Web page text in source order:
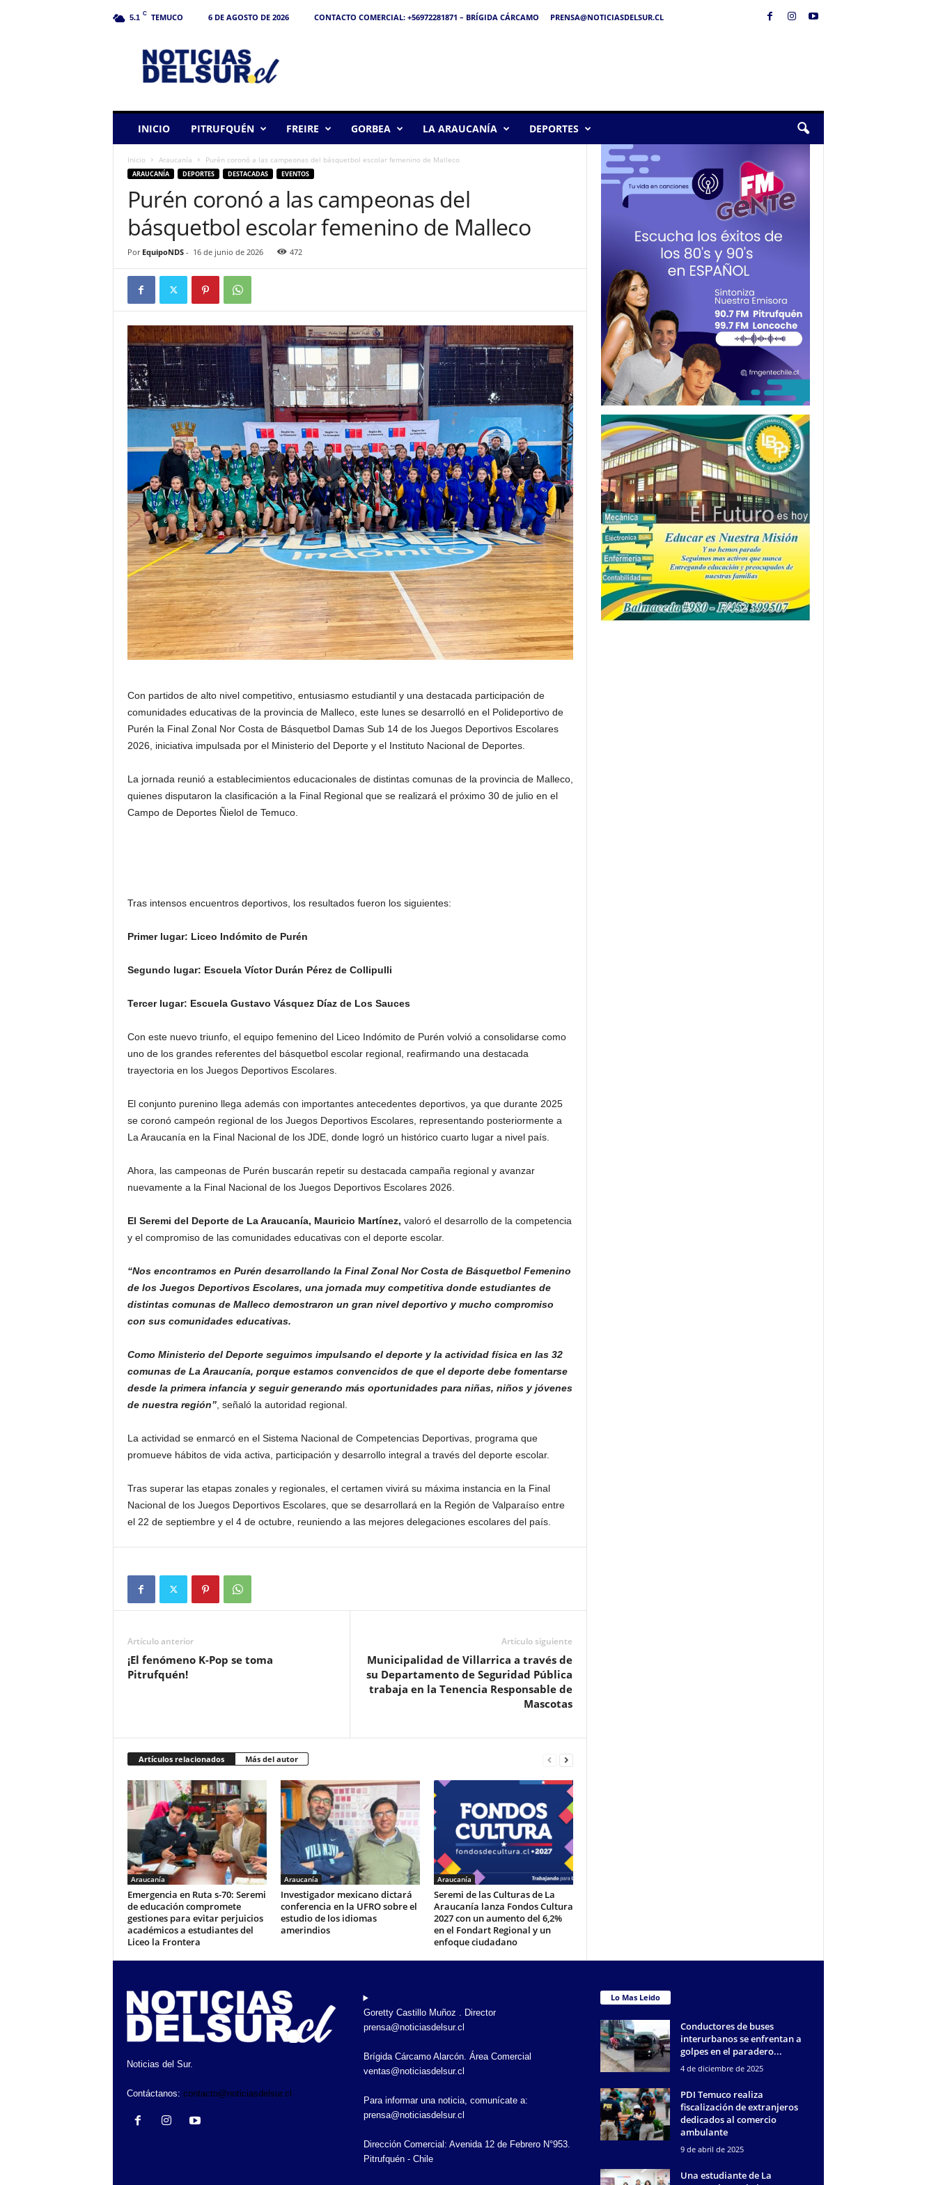
5.1 C TEMUCO 6 DE AGOSTO DE 2026 CONTACTO COMERCIAL: +56972281871 – BRÍGIDA CÁRCAMO
PRENSA@NOTICIASDELSUR.CL
INICIO PITRUFQUÉN FREIRE GORBEA LA ARAUCANÍA DEPORTES
Inicio Araucanía Purén coronó a las campeonas del básquetbol escolar femenino de Malleco
ARAUCANÍA DEPORTES DESTACADAS EVENTOS
Purén coronó a las campeonas del
básquetbol escolar femenino de Malleco
Por EquipoNDS- 16 de junio de 2026 472
Con partidos de alto nivel competitivo, entusiasmo estudiantil y una destacada participación de
comunidades educativas de la provincia de Malleco, este lunes se desarrolló en el Polideportivo de
Purén la Final Zonal Nor Costa de Básquetbol Damas Sub 14 de los Juegos Deportivos Escolares
2026, iniciativa impulsada por el Ministerio del Deporte y el Instituto Nacional de Deportes.
La jornada reunió a establecimientos educacionales de distintas comunas de la provincia de Malleco,
quienes disputaron la clasificación a la Final Regional que se realizará el próximo 30 de julio en el
Campo de Deportes Ñielol de Temuco.
Tras intensos encuentros deportivos, los resultados fueron los siguientes:
Primer lugar: Liceo Indómito de Purén
Segundo lugar: Escuela Víctor Durán Pérez de Collipulli
Tercer lugar: Escuela Gustavo Vásquez Díaz de Los Sauces
Con este nuevo triunfo, el equipo femenino del Liceo Indómito de Purén volvió a consolidarse como
uno de los grandes referentes del básquetbol escolar regional, reafirmando una destacada
trayectoria en los Juegos Deportivos Escolares.
El conjunto purenino llega además con importantes antecedentes deportivos, ya que durante 2025
se coronó campeón regional de los Juegos Deportivos Escolares, representando posteriormente a
La Araucanía en la Final Nacional de los JDE, donde logró un histórico cuarto lugar a nivel país.
Ahora, las campeonas de Purén buscarán repetir su destacada campaña regional y avanzar
nuevamente a la Final Nacional de los Juegos Deportivos Escolares 2026.
El Seremi del Deporte de La Araucanía, Mauricio Martínez, valoró el desarrollo de la competencia
y el compromiso de las comunidades educativas con el deporte escolar.
“Nos encontramos en Purén desarrollando la Final Zonal Nor Costa de Básquetbol Femenino
de los Juegos Deportivos Escolares, una jornada muy competitiva donde estudiantes de
distintas comunas de Malleco demostraron un gran nivel deportivo y mucho compromiso
con sus comunidades educativas.
Como Ministerio del Deporte seguimos impulsando el deporte y la actividad física en las 32
comunas de La Araucanía, porque estamos convencidos de que el deporte debe fomentarse
desde la primera infancia y seguir generando más oportunidades para niñas, niños y jóvenes
de nuestra región”, señaló la autoridad regional.
La actividad se enmarcó en el Sistema Nacional de Competencias Deportivas, programa que
promueve hábitos de vida activa, participación y desarrollo integral a través del deporte escolar.
Tras superar las etapas zonales y regionales, el certamen vivirá su máxima instancia en la Final
Nacional de los Juegos Deportivos Escolares, que se desarrollará en la Región de Valparaíso entre
el 22 de septiembre y el 4 de octubre, reuniendo a las mejores delegaciones escolares del país.
Artículo anterior
¡El fenómeno K-Pop se toma
Pitrufquén!
Artículo siguiente
Municipalidad de Villarrica a través de
su Departamento de Seguridad Pública
trabaja en la Tenencia Responsable de
Mascotas
Artículos relacionados Más del autor
Araucanía
Emergencia en Ruta s-70: Seremi
de educación compromete
gestiones para evitar perjuicios
académicos a estudiantes del
Liceo la Frontera
Araucanía
Investigador mexicano dictará
conferencia en la UFRO sobre el
estudio de los idiomas
amerindios
Araucanía
Seremi de las Culturas de La
Araucanía lanza Fondos Cultura
2027 con un aumento del 6,2%
en el Fondart Regional y un
enfoque ciudadano
Noticias del Sur.
Contáctanos: contacto@noticiasdelsur.cl
Goretty Castillo Muñoz . Director
prensa@noticiasdelsur.cl
Brígida Cárcamo Alarcón. Área Comercial
ventas@noticiasdelsur.cl
Para informar una noticia, comunícate a:
prensa@noticiasdelsur.cl
Dirección Comercial: Avenida 12 de Febrero N°953.
Pitrufquén - Chile
Lo Mas Leido
Conductores de buses
interurbanos se enfrentan a
golpes en el paradero...
4 de diciembre de 2025
PDI Temuco realiza
fiscalización de extranjeros
dedicados al comercio
ambulante
9 de abril de 2025
Una estudiante de La